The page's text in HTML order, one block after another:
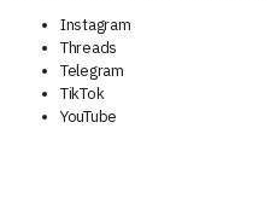
Instagram
Threads
Telegram
TikTok
YouTube